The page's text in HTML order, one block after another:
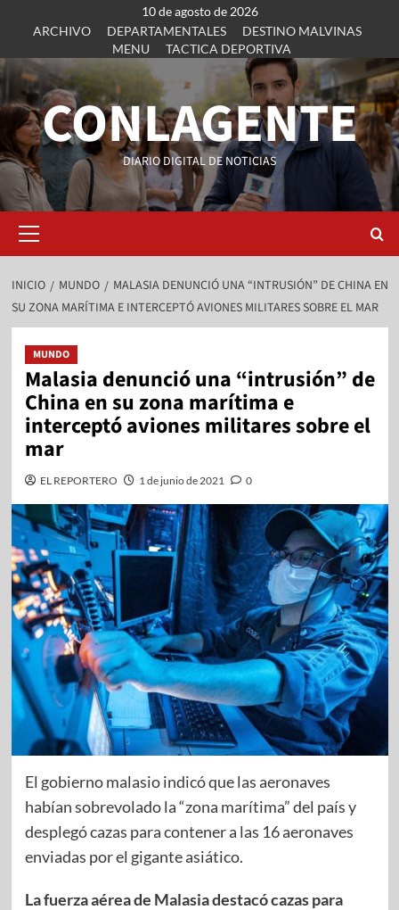
10 de agosto de 2026
ARCHIVO
DEPARTAMENTALES
DESTINO MALVINAS
MENU
TACTICA DEPORTIVA
CONLAGENTE
DIARIO DIGITAL DE NOTICIAS
INICIO MUNDO
MALASIA DENUNCIÓ UNA “INTRUSIÓN” DE CHINA EN
SU ZONA MARÍTIMA E INTERCEPTÓ AVIONES MILITARES SOBRE EL MAR
MUNDO
Malasia denunció una “intrusión” de
China en su zona marítima e
interceptó aviones militares sobre el
mar
EL REPORTERO 1 de junio de 2021 0
El gobierno malasio indicó que las aeronaves
habían sobrevolado la “zona marítima” del país y
desplegó cazas para contener a las 16 aeronaves
enviadas por el gigante asiático.
La fuerza aérea de Malasia destacó cazas para